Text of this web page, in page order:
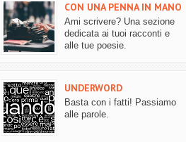
CON UNA PENNA IN MANO
Ami scrivere? Una sezione
dedicata ai tuoi racconti e
alle tue poesie.
UNDERWORD
Basta con i fatti! Passiamo
alle parole.